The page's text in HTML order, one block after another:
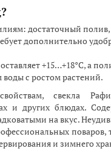
достаточный
дополнительно
+15…+18°C, а
воды с ростом растений.
свекла
и других блюдах.
на вкус.
и зимнего